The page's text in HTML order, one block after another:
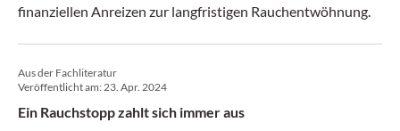
finanziellen Anreizen zur langfristigen Rauchentwöhnung.
Aus der Fachliteratur
Veröffentlicht am:23. Apr. 2024
Ein Rauchstopp zahlt sich immer aus